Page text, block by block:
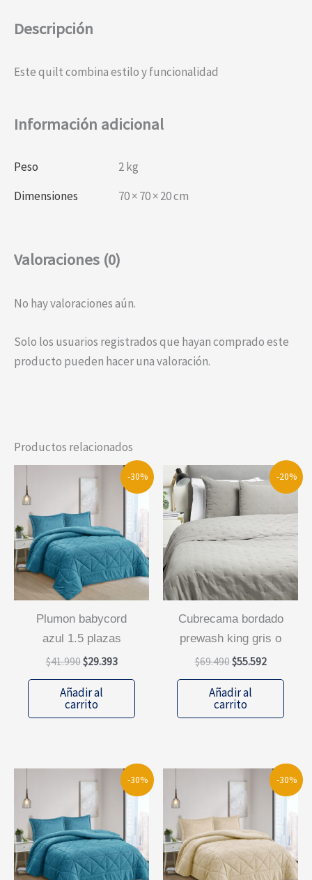
Descripción
Este quilt combina estilo y funcionalidad
Información adicional
Peso
2 kg
Dimensiones
70 × 70 × 20 cm
Valoraciones (0)
No hay valoraciones aún.
Solo los usuarios registrados que hayan comprado este
producto pueden hacer una valoración.
Productos relacionados
-30%
plumon babycord
azul 1.5 plazas
$41.990El
original
era:
$29.393El
actual
$29.393.
Añadir al
carrito
-20%
cubrecama bordado
prewash king gris o
$69.490El
original
era:
$55.592El
actual
$55.592.
Añadir al
carrito
-30% -30%